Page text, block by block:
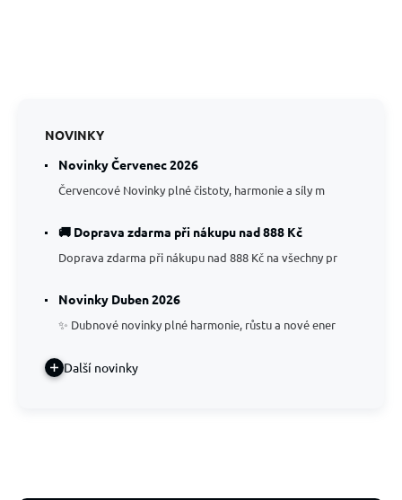
NOVINKY
Novinky Červenec 2026
Červencové Novinky plné čistoty, harmonie a síly m
🚚 Doprava zdarma při nákupu nad 888 Kč
Doprava zdarma při nákupu nad 888 Kč na všechny pr
Novinky Duben 2026
✨ Dubnové novinky plné harmonie, růstu a nové ener
Další novinky